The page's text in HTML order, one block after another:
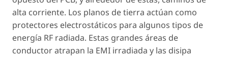
alta corriente. Los planos de tierra actúan como
protectores electrostáticos para algunos tipos de
energía RF radiada. Estas grandes áreas de
conductor atrapan la EMI irradiada y las disipa